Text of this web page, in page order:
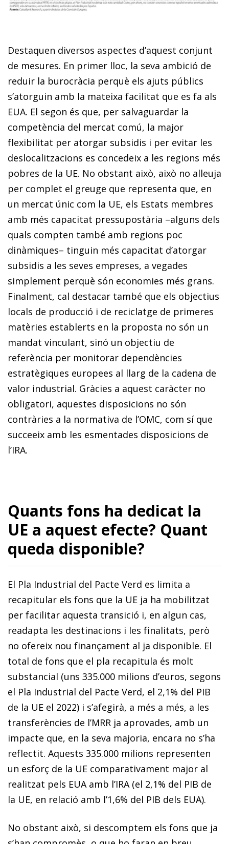
Destaquen diversos aspectes d’aquest conjunt
de mesures. En primer lloc, la seva ambició de
reduir la burocràcia perquè els ajuts públics
s’atorguin amb la mateixa facilitat que es fa als
EUA. El segon és que, per salvaguardar la
competència del mercat comú, la major
flexibilitat per atorgar subsidis i per evitar les
deslocalitzacions es concedeix a les regions més
pobres de la UE. No obstant això, això no alleuja
per complet el greuge que representa que, en
un mercat únic com la UE, els Estats membres
amb més capacitat pressupostària –alguns dels
quals compten també amb regions poc
dinàmiques– tinguin més capacitat d’atorgar
subsidis a les seves empreses, a vegades
simplement perquè són economies més grans.
Finalment, cal destacar també que els objectius
locals de producció i de reciclatge de primeres
matèries establerts en la proposta no són un
mandat vinculant, sinó un objectiu de
referència per monitorar dependències
estratègiques europees al llarg de la cadena de
valor industrial. Gràcies a aquest caràcter no
obligatori, aquestes disposicions no són
contràries a la normativa de l’OMC, com sí que
succeeix amb les esmentades disposicions de
l’IRA.
Quants fons ha dedicat la
UE a aquest efecte? Quant
queda disponible?
El Pla Industrial del Pacte Verd es limita a
recapitular els fons que la UE ja ha mobilitzat
per facilitar aquesta transició i, en algun cas,
readapta les destinacions i les finalitats, però
no ofereix nou finançament al ja disponible. El
total de fons que el pla recapitula és molt
substancial (uns 335.000 milions d’euros, segons
el Pla Industrial del Pacte Verd, el 2,1% del PIB
de la UE el 2022) i s’afegirà, a més a més, a les
transferències de l’MRR ja aprovades, amb un
impacte que, en la seva majoria, encara no s’ha
reflectit. Aquests 335.000 milions representen
un esforç de la UE comparativament major al
realitzat pels EUA amb l’IRA (el 2,1% del PIB de
la UE, en relació amb l’1,6% del PIB dels EUA).
No obstant això, si descomptem els fons que ja